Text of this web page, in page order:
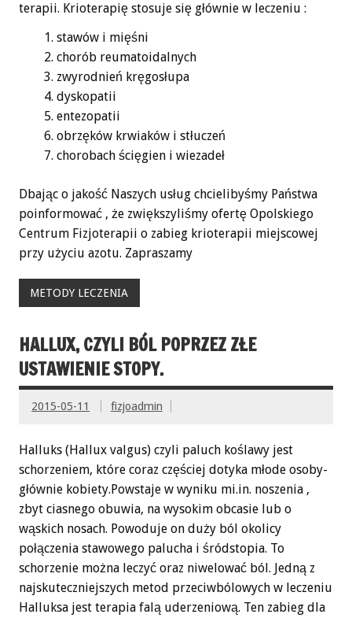
terapii. Krioterapię stosuje się głównie w leczeniu :
stawów i mięśni
chorób reumatoidalnych
zwyrodnień kręgosłupa
dyskopatii
entezopatii
obrzęków krwiaków i stłuczeń
chorobach ścięgien i wiezadeł
Dbając o jakość Naszych usług chcielibyśmy Państwa
poinformować , że zwiększyliśmy ofertę Opolskiego
Centrum Fizjoterapii o zabieg krioterapii miejscowej
przy użyciu azotu. Zapraszamy
METODY LECZENIA
HALLUX, CZYLI BÓL POPRZEZ ZŁE
USTAWIENIE STOPY.
2015-05-11 fizjoadmin
Halluks (Hallux valgus) czyli paluch koślawy jest
schorzeniem, które coraz częściej dotyka młode osoby-
głównie kobiety.Powstaje w wyniku mi.in. noszenia ,
zbyt ciasnego obuwia, na wysokim obcasie lub o
wąskich nosach. Powoduje on duży ból okolicy
połączenia stawowego palucha i śródstopia. To
schorzenie można leczyć oraz niwelować ból. Jedną z
najskuteczniejszych metod przeciwbólowych w leczeniu
Halluksa jest terapia falą uderzeniową. Ten zabieg dla